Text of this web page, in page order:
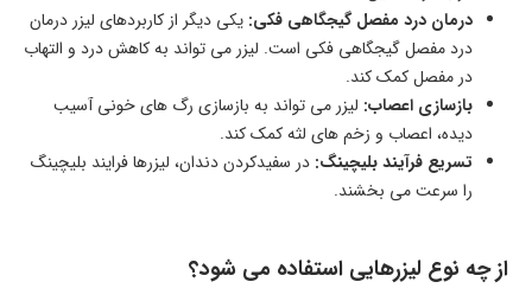
درمان درد مفصل گیجگاهی فکی: یکی دیگر از کاربردهای لیزر درمان
درد مفصل گیجگاهی فکی است. لیزر می‌ تواند به کاهش درد و التهاب
در مفصل کمک کند.
بازسازی اعصاب: لیزر می‌ تواند به بازسازی رگ‌ های خونی آسیب‌
دیده، اعصاب و زخم‌ های لثه کمک کند.
تسریع فرآیند بلیچینگ: در سفیدکردن دندان، لیزرها فرایند بلیچینگ
را سرعت می‌ بخشند.
از چه نوع لیزرهایی استفاده می‌ شود؟